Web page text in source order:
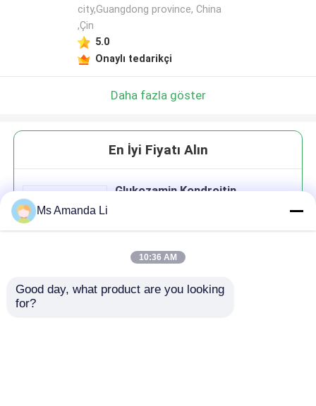
city,Guangdong province, China
,Çin
5.0
Onaylı tedarikçi
Daha fazla göster
En İyi Fiyatı Alın
Glukozamin Kondroitin
Devam et
Ms Amanda Li
10:36 AM
Good day, what product are you looking
for?